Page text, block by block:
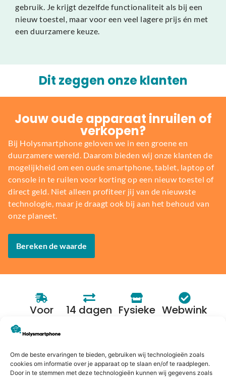
Om de beste ervaringen te bieden, gebruiken wij technologieën zoals
cookies om informatie over je apparaat op te slaan en/of te raadplegen.
Door in te stemmen met deze technologieën kunnen wij gegevens zoals
gebruik. Je krijgt dezelfde functionaliteit als bij een
nieuw toestel, maar voor een veel lagere prijs én met
een duurzamere keuze.
Dit zeggen onze klanten
Jouw oude apparaat inruilen of
verkopen?
Bij Holysmartphone geloven we in een groene en
duurzamere wereld. Daarom bieden wij onze klanten de
mogelijkheid om een oude smartphone, tablet, laptop of
console in te ruilen voor korting op een nieuw toestel of
direct geld. Niet alleen profiteer jij van de nieuwste
technologie, maar je draagt ook bij aan het behoud van
onze planeet.
Bereken de waarde
Voor
besteld,
in huis*
14 dagen Fysieke Webwink